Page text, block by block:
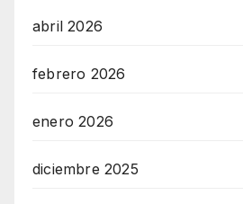
abril 2026
febrero 2026
enero 2026
diciembre 2025